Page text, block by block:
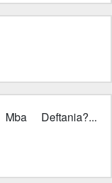
Deftania?...